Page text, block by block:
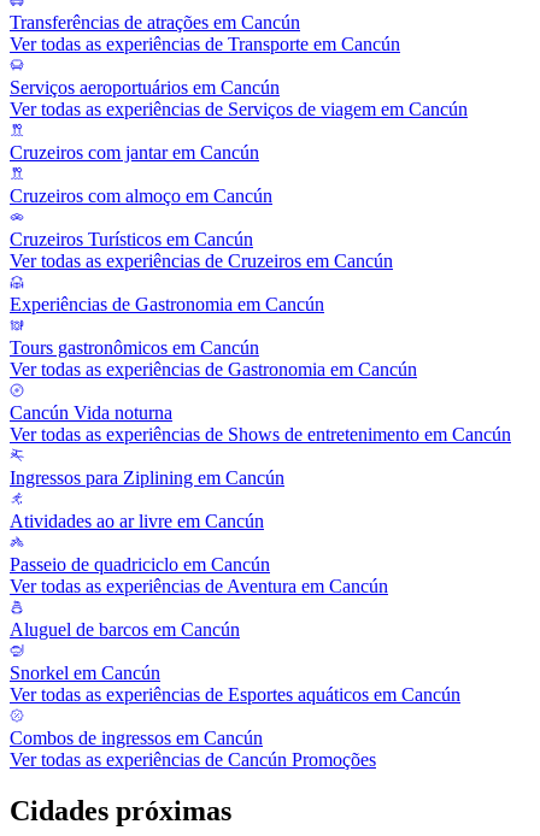
Transferências de atrações em Cancún
Ver todas as experiências de Transporte em Cancún
Serviços aeroportuários em Cancún
Ver todas as experiências de Serviços de viagem em Cancún
Cruzeiros com jantar em Cancún
Cruzeiros com almoço em Cancún
Cruzeiros Turísticos em Cancún
Ver todas as experiências de Cruzeiros em Cancún
Experiências de Gastronomia em Cancún
Tours gastronômicos em Cancún
Ver todas as experiências de Gastronomia em Cancún
Cancún Vida noturna
Ver todas as experiências de Shows de entretenimento em Cancún
Ingressos para Ziplining em Cancún
Atividades ao ar livre em Cancún
Passeio de quadriciclo em Cancún
Ver todas as experiências de Aventura em Cancún
Aluguel de barcos em Cancún
Snorkel em Cancún
Ver todas as experiências de Esportes aquáticos em Cancún
Combos de ingressos em Cancún
Ver todas as experiências de Cancún Promoções
Cidades próximas